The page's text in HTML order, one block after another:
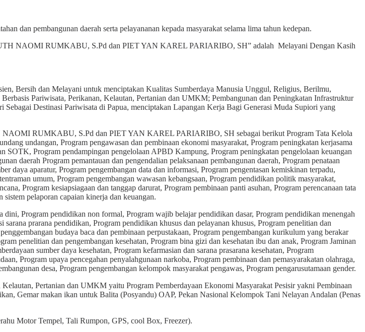
dan pembangunan daerah serta pelayananan kepada masyarakat selama lima tahun kedepan.
NAOMI RUMKABU, S.Pd dan PIET YAN KAREL PARIARIBO, SH” adalah Melayani Dengan Kasih
Bersih dan Melayani untuk menciptakan Kualitas Sumberdaya Manusia Unggul, Religius, Berilmu,
Pariwisata, Perikanan, Kelautan, Pertanian dan UMKM; Pembangunan dan Peningkatan Infrastruktur
Destinasi Pariwisata di Papua, menciptakan Lapangan Kerja Bagi Generasi Muda Supiori yang
NAOMI RUMKABU, S.Pd dan PIET YAN KAREL PARIARIBO, SH sebagai berikut Program Tata Kelola
undangan, Program pengawasan dan pembinaan ekonomi masyarakat, Program peningkatan kerjasama
SOTK, Program pendampingan pengelolaan APBD Kampung, Program peningkatan pengelolaan keuangan
daerah Program pemantauan dan pengendalian pelaksanaan pembangunan daerah, Program penataan
daya aparatur, Program pengembangan data dan informasi, Program pengentasan kemiskinan terpadu,
umum, Program pengembangan wawasan kebangsaan, Program pendidikan politik masyarakat,
Program kesiapsiagaan dan tanggap darurat, Program pembinaan panti asuhan, Program perencanaan tata
pelaporan capaian kinerja dan keuangan.
Program pendidikan non formal, Program wajib belajar pendidikan dasar, Program pendidikan menengah
prarana pendidikan, Program pendidikan khusus dan pelayanan khusus, Program penelitian dan
budaya baca dan pembinaan perpustakaan, Program pengembangan kurikulum yang berakar
penelitian dan pengembangan kesehatan, Program bina gizi dan kesehatan ibu dan anak, Program Jaminan
sumber daya kesehatan, Program kefarmasian dan sarana prasarana kesehatan, Program
Program upaya pencegahan penyalahgunaan narkoba, Program pembinaan dan pemasyarakatan olahraga,
desa, Program pengembangan kelompok masyarakat pengawas, Program pengarusutamaan gender.
Pertanian dan UMKM yaitu Program Pemberdayaan Ekonomi Masyarakat Pesisir yakni Pembinaan
Gemar makan ikan untuk Balita (Posyandu) OAP, Pekan Nasional Kelompok Tani Nelayan Andalan (Penas
Motor Tempel, Tali Rumpon, GPS, cool Box, Freezer).